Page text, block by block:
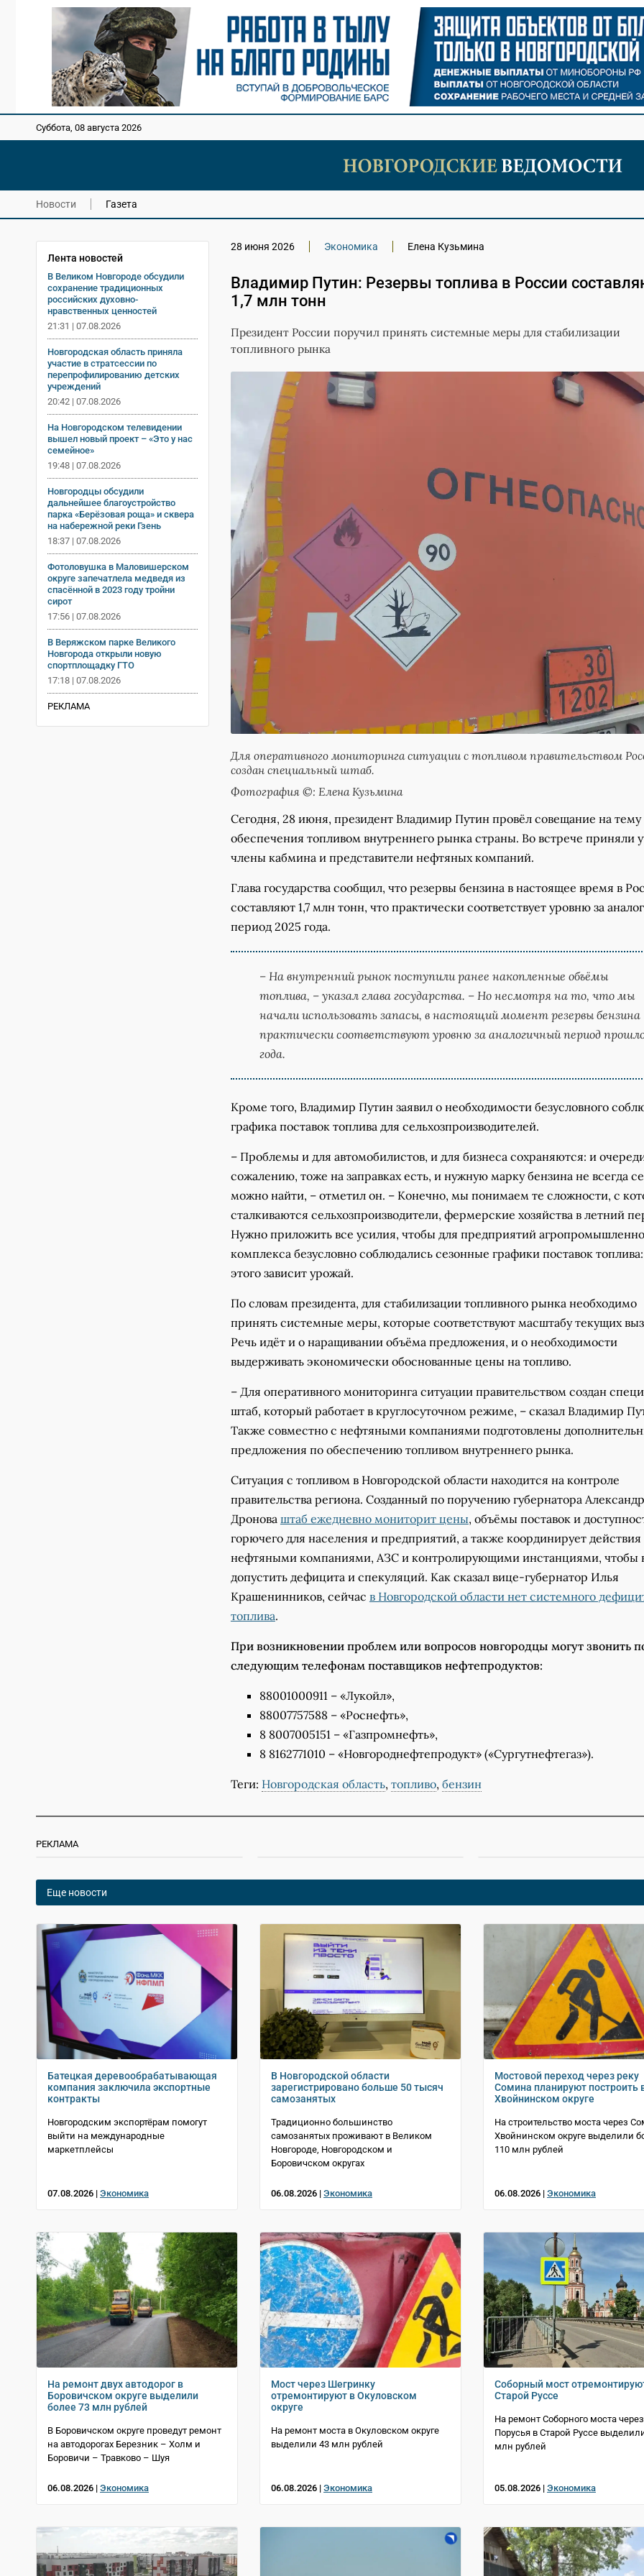
Суббота, 08 августа 2026
Новости Газета
Лента новостей
В Великом Новгороде обсудили
сохранение традиционных
российских духовно-
нравственных ценностей
21:31 | 07.08.2026
Новгородская область приняла
участие в стратсессии по
перепрофилированию детских
учреждений
20:42 | 07.08.2026
На Новгородском телевидении
вышел новый проект – «Это у нас
семейное»
19:48 | 07.08.2026
Новгородцы обсудили
дальнейшее благоустройство
парка «Берёзовая роща» и сквера
на набережной реки Гзень
18:37 | 07.08.2026
Фотоловушка в Маловишерском
округе запечатлела медведя из
спасённой в 2023 году тройни
сирот
17:56 | 07.08.2026
В Веряжском парке Великого
Новгорода открыли новую
спортплощадку ГТО
17:18 | 07.08.2026
РЕКЛАМА
28 июня 2026 Экономика Елена Кузьмина
Владимир Путин: Резервы топлива в России
1,7 млн тонн
Президент России поручил принять системные меры для стабилизации
топливного рынка
Для оперативного мониторинга ситуации с топливом правительством
создан специальный штаб.
Фотография ©: Елена Кузьмина
Сегодня, 28 июня, президент Владимир Путин провёл совещание на тему
обеспечения топливом внутреннего рынка страны. Во встрече приняли
члены кабмина и представители нефтяных компаний.
Глава государства сообщил, что резервы бензина в настоящее время в
составляют 1,7 млн тонн, что практически соответствует уровню за
период 2025 года.
– На внутренний рынок поступили ранее накопленные объёмы
топлива, – указал глава государства. – Но несмотря на то, что мы
начали использовать запасы, в настоящий момент резервы бензина
практически соответствуют уровню за аналогичный период
года.
Кроме того, Владимир Путин заявил о необходимости безусловного
графика поставок топлива для сельхозпроизводителей.
– Проблемы и для автомобилистов, и для бизнеса сохраняются: и
сожалению, тоже на заправках есть, и нужную марку бензина не всегда
можно найти, – отметил он. – Конечно, мы понимаем те сложности, с
сталкиваются сельхозпроизводители, фермерские хозяйства в летний
Нужно приложить все усилия, чтобы для предприятий
комплекса безусловно соблюдались сезонные графики поставок
этого зависит урожай.
По словам президента, для стабилизации топливного рынка необходимо
принять системные меры, которые соответствуют масштабу текущих
Речь идёт и о наращивании объёма предложения, и о необходимости
выдерживать экономически обоснованные цены на топливо.
– Для оперативного мониторинга ситуации правительством создан
штаб, который работает в круглосуточном режиме, – сказал Владимир
Также совместно с нефтяными компаниями подготовлены
предложения по обеспечению топливом внутреннего рынка.
Ситуация с топливом в Новгородской области находится на контроле
правительства региона. Созданный по поручению губернатора
Дронова штаб ежедневно мониторит цены, объёмы поставок и
горючего для населения и предприятий, а также координирует действия
нефтяными компаниями, АЗС и контролирующими инстанциями, чтобы
допустить дефицита и спекуляций. Как сказал вице-губернатор Илья
Крашенинников, сейчас в Новгородской области нет системного
топлива.
При возникновении проблем или вопросов новгородцы могут звонить
следующим телефонам поставщиков нефтепродуктов:
88001000911 – «Лукойл»,
88007757588 – «Роснефть»,
8 8007005151 – «Газпромнефть»,
8 8162771010 – «Новгороднефтепродукт» («Сургутнефтегаз»).
Теги: Новгородская область, топливо, бензин
РЕКЛАМА
Еще новости
Батецкая деревообрабатывающая
компания заключила экспортные
контракты
Новгородским экспортёрам помогут
выйти на международные
маркетплейсы
07.08.2026 | Экономика
В Новгородской области
зарегистрировано больше 50 тысяч
самозанятых
Традиционно большинство
самозанятых проживают в Великом
Новгороде, Новгородском и
Боровичском округах
06.08.2026 | Экономика
Мостовой переход через реку
Сомина планируют построить
Хвойнинском округе
На строительство моста через
Хвойнинском округе выделили
110 млн рублей
06.08.2026 | Экономика
На ремонт двух автодорог в
Боровичском округе выделили
более 73 млн рублей
В Боровичском округе проведут ремонт
на автодорогах Березник – Холм и
Боровичи – Травково – Шуя
06.08.2026 | Экономика
Мост через Шегринку
отремонтируют в Окуловском
округе
На ремонт моста в Окуловском округе
выделили 43 млн рублей
06.08.2026 | Экономика
Соборный мост
Старой Руссе
На ремонт Соборного моста
Порусья в Старой Руссе
млн рублей
05.08.2026 | Экономика